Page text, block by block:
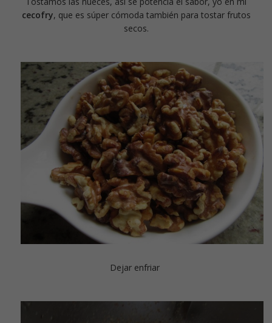
cecofry, que es súper cómoda también para tostar frutos
secos.
Dejar enfriar